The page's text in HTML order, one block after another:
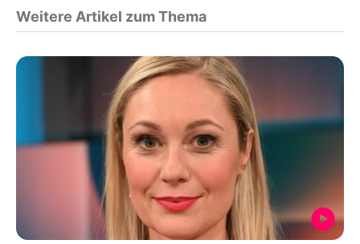
Weitere Artikel zum Thema